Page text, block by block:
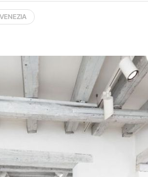
VENEZIA